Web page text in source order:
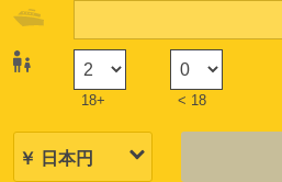
18+ < 18